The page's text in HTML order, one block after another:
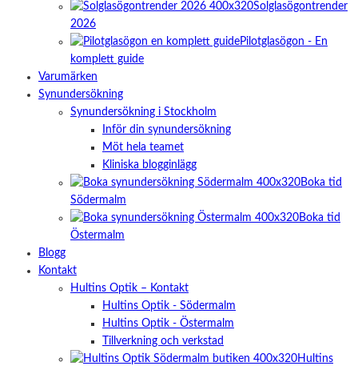
Solglasögontrender
2026
Pilotglasögon - En
komplett guide
Varumärken
Synundersökning
Synundersökning i Stockholm
Inför din synundersökning
Möt hela teamet
Kliniska blogginlägg
Boka tid
Södermalm
Boka tid
Östermalm
Blogg
Kontakt
Hultins Optik – Kontakt
Hultins Optik - Södermalm
Hultins Optik - Östermalm
Tillverkning och verkstad
Hultins